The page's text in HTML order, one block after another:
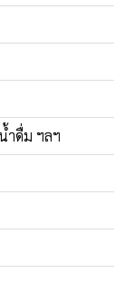
ำดื่ม ฯลฯ